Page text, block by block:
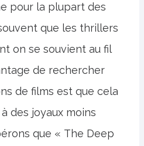
pour la plupart des
que les thrillers
on se souvient au fil
de rechercher
de films est que cela
des joyaux moins
que « The Deep